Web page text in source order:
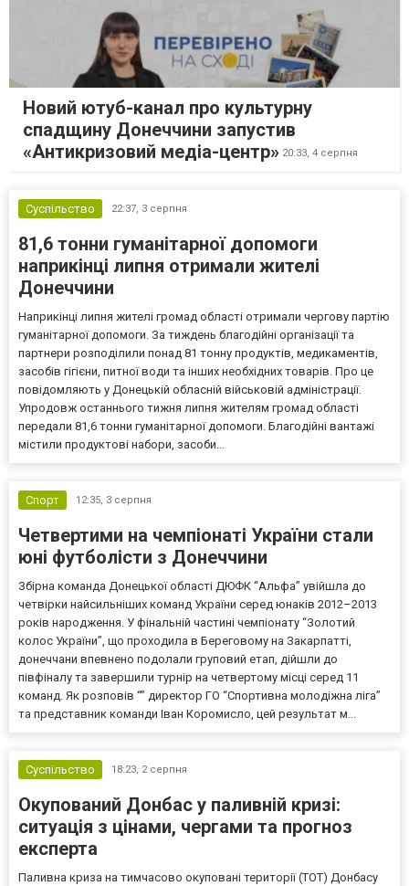
Новий ютуб-канал про культурну
спадщину Донеччини запустив
«Антикризовий медіа-центр» 20:33, 4 серпня
Суспільство 22:37, 3 серпня
81,6 тонни гуманітарної допомоги
наприкінці липня отримали жителі
Донеччини
Наприкінці липня жителі громад області отримали чергову партію
гуманітарної допомоги. За тиждень благодійні організації та
партнери розподілили понад 81 тонну продуктів, медикаментів,
засобів гігієни, питної води та інших необхідних товарів. Про це
повідомляють у Донецькій обласній військовій адміністрації.
Упродовж останнього тижня липня жителям громад області
передали 81,6 тонни гуманітарної допомоги. Благодійні вантажі
містили продуктові набори, засоби...
Спорт 12:35, 3 серпня
Четвертими на чемпіонаті України стали
юні футболісти з Донеччини
Збірна команда Донецької області ДЮФК “Альфа” увійшла до
четвірки найсильніших команд України серед юнаків 2012–2013
років народження. У фінальній частині чемпіонату “Золотий
колос України”, що проходила в Береговому на Закарпатті,
донеччани впевнено подолали груповий етап, дійшли до
півфіналу та завершили турнір на четвертому місці серед 11
команд. Як розповів “” директор ГО “Спортивна молодіжна ліга”
та представник команди Іван Коромисло, цей результат м...
Суспільство 18:23, 2 серпня
Окупований Донбас у паливній кризі:
ситуація з цінами, чергами та прогноз
експерта
Паливна криза на тимчасово окуповані території (ТОТ) Донбасу